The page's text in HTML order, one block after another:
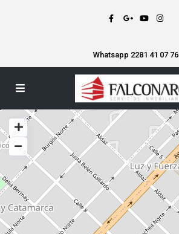
Whatsapp 2281 41 07 76